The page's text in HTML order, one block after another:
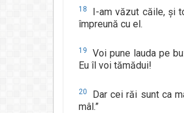
18
I-am văzut căile, şi
împreună cu el.
19
Voi pune lauda pe
Eu îl voi tămădui!
20
Dar cei răi sunt ca
mâl.”